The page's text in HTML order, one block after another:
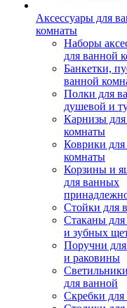
Аксессуары для
комнаты
Наборы
для ванной
Банкетки,
ванной
Полки для
душевой и
Карнизы
комнаты
Коврики
комнаты
Корзины и
для ванных
Стойки для
Стаканы
и зубных
Поручни
и раковины
для ванной
Скребки для